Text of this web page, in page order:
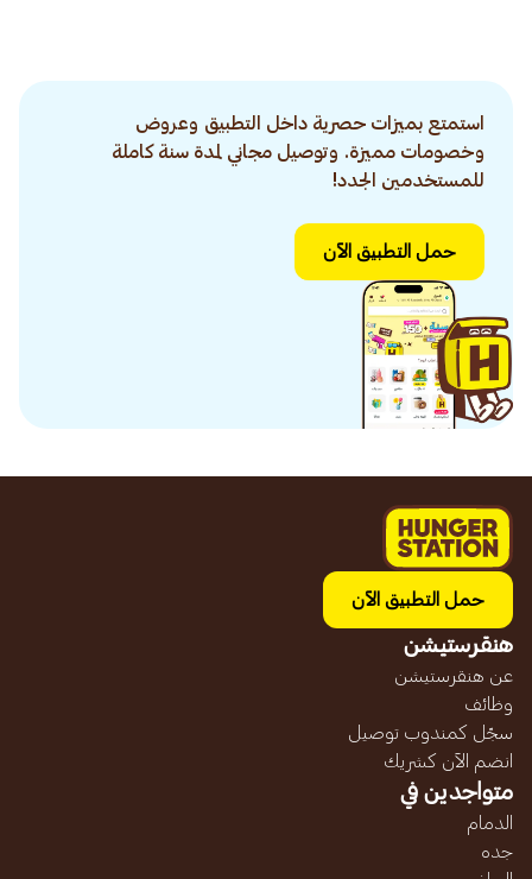
استمتع بميزات حصرية داخل التطبيق وعروض
وخصومات مميزة. وتوصيل مجاني لمدة سنة كاملة
للمستخدمين الجدد!
حمل التطبيق الآن
حمل التطبيق الآن
هنقرستيشن
عن هنقرستيشن
وظائف
سجّل كمندوب توصيل
انضم الآن كشريك
متواجدين في
الدمام
جده